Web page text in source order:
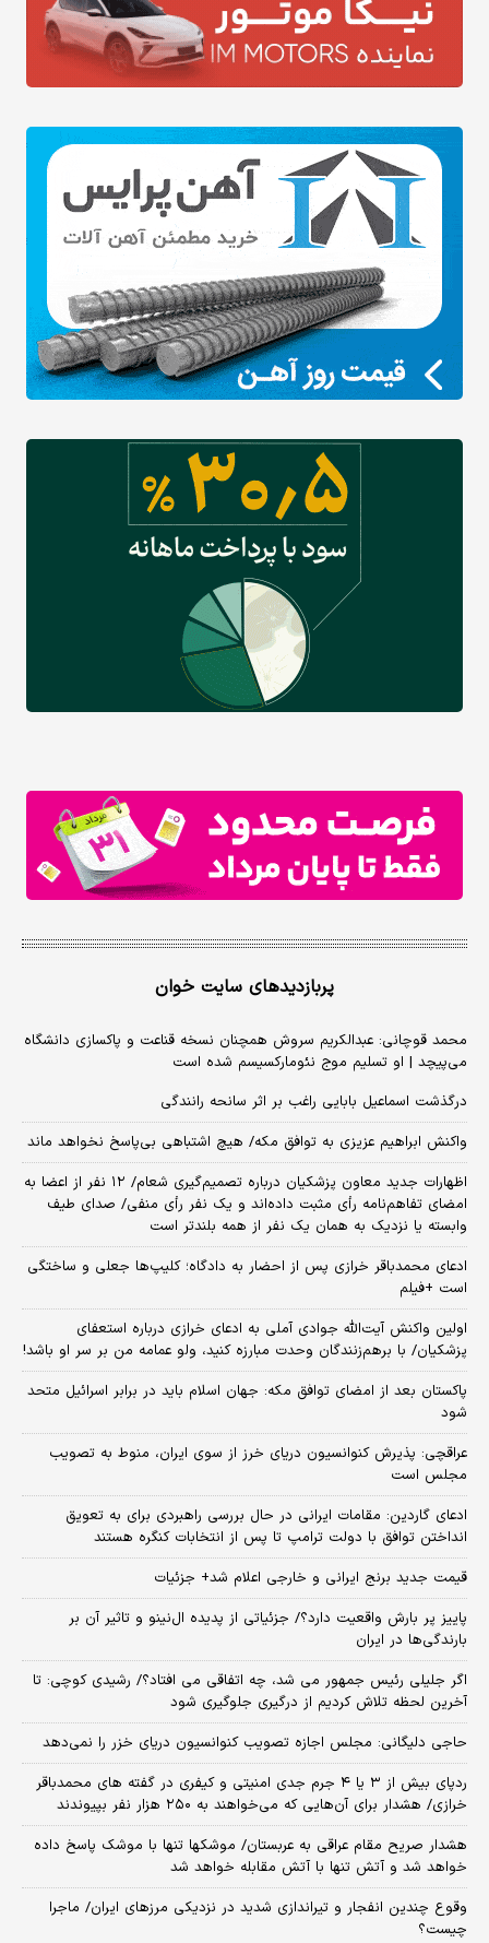
پربازدیدهای سایت خوان
محمد قوچانی: عبدالکریم سروش همچنان نسخه قناعت و پاکسازی دانشگاه
می‌پیچد | او تسلیم موج نئومارکسیسم شده است
درگذشت اسماعیل بابایی راغب بر اثر سانحه رانندگی
واکنش ابراهیم عزیزی به توافق مکه/ هیچ اشتباهی بی‌پاسخ نخواهد ماند
اظهارات جدید معاون پزشکیان درباره تصمیم‌گیری شعام/ ۱۲ نفر از اعضا به
امضای تفاهم‌نامه رأی مثبت داده‌اند و یک نفر رأی منفی/ صدای طیف
وابسته یا نزدیک به همان یک نفر از همه بلندتر است
ادعای محمدباقر خرازی پس از احضار به دادگاه؛ کلیپ‌ها جعلی و ساختگی
است +فیلم
اولین واکنش آیت‌الله جوادی آملی به ادعای خرازی درباره استعفای
پزشکیان/ با برهم‌زنندگان وحدت مبارزه کنید، ولو عمامه من بر سر او باشد!
پاکستان بعد از امضای توافق مکه: جهان اسلام باید در برابر اسرائیل متحد
شود
عراقچی: پذیرش کنوانسیون دریای خرز از سوی ایران، منوط به تصویب
مجلس است
ادعای گاردین: مقامات ایرانی در حال بررسی راهبردی برای به تعویق
انداختن توافق با دولت ترامپ تا پس از انتخابات کنگره هستند
قیمت جدید برنج ایرانی و خارجی اعلام شد+ جزئیات
پاییز پر بارش واقعیت دارد؟/ جزئیاتی از پدیده ال‌نینو و تاثیر آن بر
بارندگی‌ها در ایران
اگر جلیلی رئیس جمهور می شد، چه اتفاقی می افتاد؟/ رشیدی کوچی: تا
آخرین لحظه تلاش کردیم از درگیری جلوگیری شود
حاجی دلیگانی: مجلس اجازه تصویب کنوانسیون دریای خزر را نمی‌دهد
ردپای بیش از ۳ یا ۴ جرم جدی امنیتی و کیفری در گفته های محمدباقر
خرازی/ هشدار برای آن‌هایی که می‌خواهند به ۲۵۰ هزار نفر بپیوندند
هشدار صریح مقام عراقی به عربستان/ موشکها تنها با موشک پاسخ داده
خواهد شد و آتش تنها با آتش مقابله خواهد شد
وقوع چندین انفجار و تیراندازی شدید در نزدیکی مرز‌های ایران/ ماجرا
چیست؟